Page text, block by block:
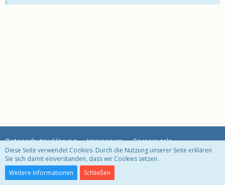
Datenschutzerklärung Impressum Forenregeln
Community-Software:
Diese Seite verwendet Cookies. Durch die Nutzung unserer Seite erklären
Sie sich damit einverstanden, dass wir Cookies setzen.
Weitere Informationen
Schließen